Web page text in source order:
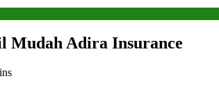
Mudah Adira Insurance